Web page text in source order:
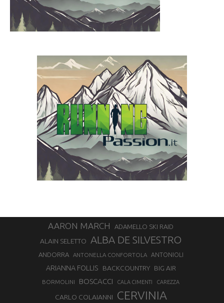
AARON MARCH ADAMELLO SKI RAID
ALAIN SELETTO ALBA DE SILVESTRO
ANDORRA ANTONELLA CONFORTOLA ANTONIOLI
ARIANNA FOLLIS BACKCOUNTRY BIG AIR
BORMOLINI BOSCACCI CALA CIMENTI CAREZZA
CARLO COLAIANNI CERVINIA